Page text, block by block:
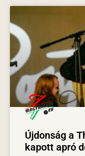
Újdonság a
kapott apró